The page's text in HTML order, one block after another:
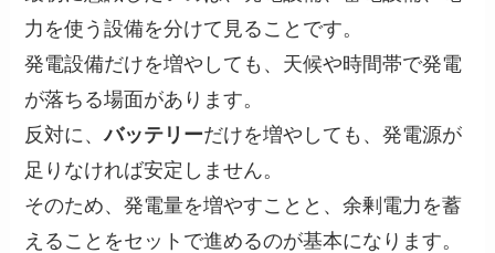
力を使う設備を分けて見ることです。
発電設備だけを増やしても、天候や時間帯で発電
が落ちる場面があります。
反対に、バッテリーだけを増やしても、発電源が
足りなければ安定しません。
そのため、発電量を増やすことと、余剰電力を蓄
えることをセットで進めるのが基本になります。